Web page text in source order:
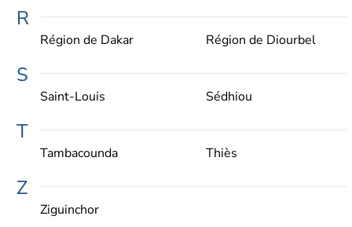
R
Région de Dakar Région de Diourbel
S
Saint-Louis Sédhiou
T
Tambacounda Thiès
Z
Ziguinchor